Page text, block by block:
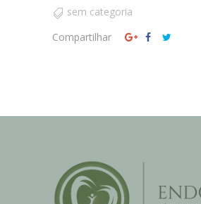
sem categoria
Compartilhar